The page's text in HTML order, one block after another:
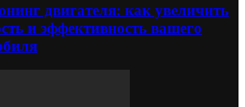
двигателя: как увеличить
и эффективность вашего